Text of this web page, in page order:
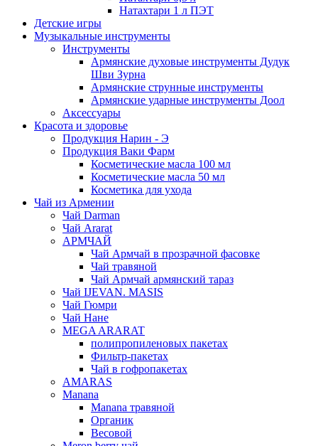
Натахтари 1 л ПЭТ
Детские игры
Музыкальные инструменты
Инструменты
Армянские духовые инструменты Дудук
Шви Зурна
Армянские струнные инструменты
Армянские ударные инструменты Доол
Аксессуары
Красота и здоровье
Продукция Нарин - Э
Продукция Ваки Фарм
Косметические масла 100 мл
Косметические масла 50 мл
Косметика для ухода
Чай из Армении
Чай Darman
Чай Ararat
АРМЧАЙ
Чай Армчай в прозрачной фасовке
Чай травяной
Чай Армчай армянский тараз
Чай IJEVAN. MASIS
Чай Гюмри
Чай Нане
MEGA ARARAT
полипропиленовых пакетах
Фильтр-пакетах
Чай в гофропакетах
AMARAS
Manana
Manana травяной
Органик
Весовой